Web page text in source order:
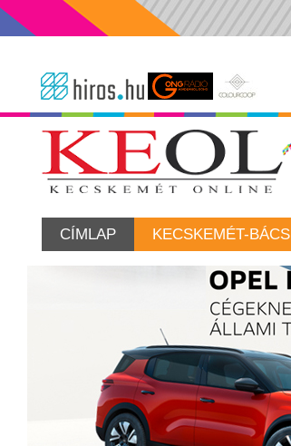
CÍMLAP KECSKEMÉT-BÁCS